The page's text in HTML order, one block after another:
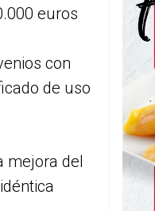
euros
con
de uso
mejora del